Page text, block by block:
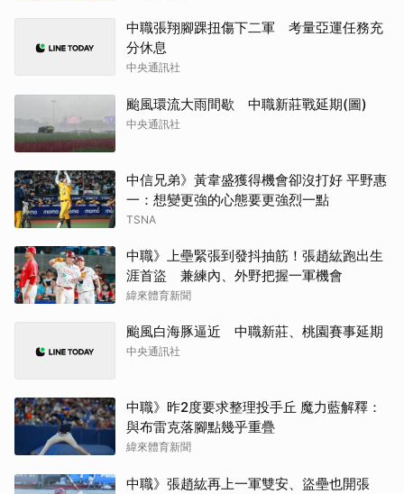
中職張翔腳踝扭傷下二軍 考量亞運任務充
分休息
中央通訊社
颱風環流大雨間歇 中職新莊戰延期(圖)
中央通訊社
中信兄弟》黃韋盛獲得機會卻沒打好 平野惠
一：想變更強的心態要更強烈一點
TSNA
中職》上壘緊張到發抖抽筋！張趙紘跑出生
涯首盜 兼練內、外野把握一軍機會
緯來體育新聞
颱風白海豚逼近 中職新莊、桃園賽事延期
中央通訊社
中職》昨2度要求整理投手丘 魔力藍解釋：
與布雷克落腳點幾乎重疊
緯來體育新聞
中職》張趙紘再上一軍雙安、盜壘也開張
取消